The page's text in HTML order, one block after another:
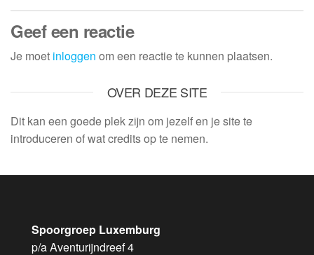
Geef een reactie
Je moet inloggen om een reactie te kunnen plaatsen.
OVER DEZE SITE
Dit kan een goede plek zijn om jezelf en je site te
introduceren of wat credits op te nemen.
Spoorgroep Luxemburg
p/a Aventurijndreef 4